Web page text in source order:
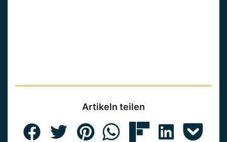
Artikeln teilen